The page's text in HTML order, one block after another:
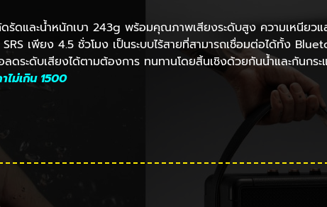
ดและน้ำหนักเบา 243g พร้อมคุณภาพเสียงระดับสูง ความเหนียวแ
เพียง 4.5 ชั่วโมง เป็นระบบไร้สายที่สามารถเชื่อมต่อได้ทั้ง
ดระดับเสียงได้ตามต้องการ ทนทานโดยสิ้นเชิงด้วยกันน้ำและกันกร
ไม่เกิน 1500